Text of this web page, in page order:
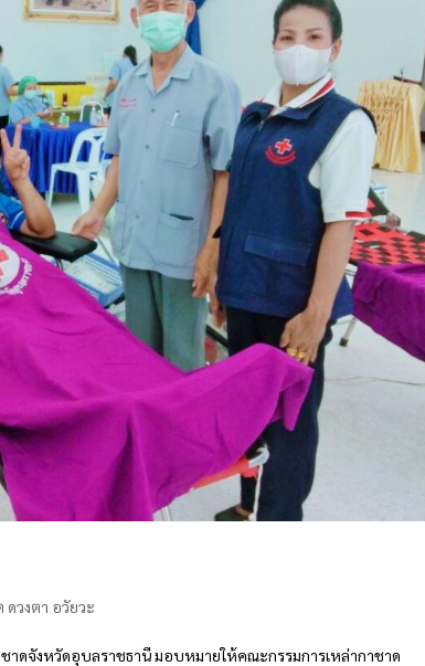
ดวงตา อวัยวะ
ดจังหวัดอุบลราชธานี มอบหมายให้คณะกรรมการเหล่ากาชาด